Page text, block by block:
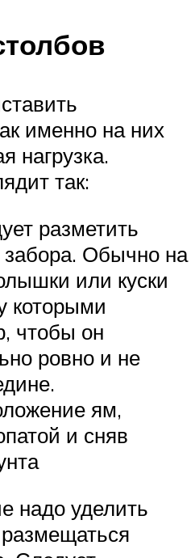
именно на них
нагрузка.
так:
разметить
Обычно на
или куски
которыми
чтобы он
ровно и не
ям,
и сняв
надо уделить